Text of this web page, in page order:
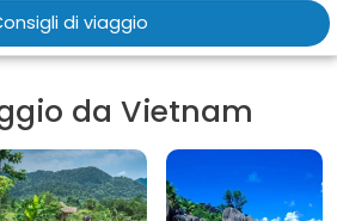
di viaggio
da Vietnam